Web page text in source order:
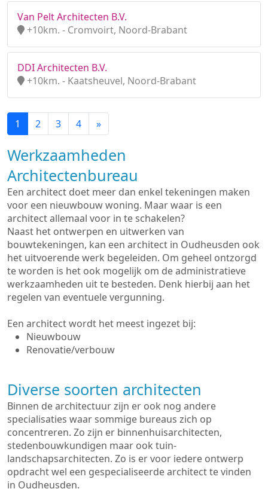
Van Pelt Architecten B.V.
+10km. - Cromvoirt, Noord-Brabant
DDI Architecten B.V.
+10km. - Kaatsheuvel, Noord-Brabant
1 2 3 4 »
Werkzaamheden
Architectenbureau
Een architect doet meer dan enkel tekeningen maken
voor een nieuwbouw woning. Maar waar is een
architect allemaal voor in te schakelen?
Naast het ontwerpen en uitwerken van
bouwtekeningen, kan een architect in Oudheusden ook
het uitvoerende werk begeleiden. Om geheel ontzorgd
te worden is het ook mogelijk om de administratieve
werkzaamheden uit te besteden. Denk hierbij aan het
regelen van eventuele vergunning.
Een architect wordt het meest ingezet bij:
Nieuwbouw
Renovatie/verbouw
Diverse soorten architecten
Binnen de architectuur zijn er ook nog andere
specialisaties waar sommige bureaus zich op
concentreren. Zo zijn er binnenhuisarchitecten,
stedenbouwkundigen maar ook tuin-
landschapsarchitecten. Zo is er voor iedere ontwerp
opdracht wel een gespecialiseerde architect te vinden
in Oudheusden.